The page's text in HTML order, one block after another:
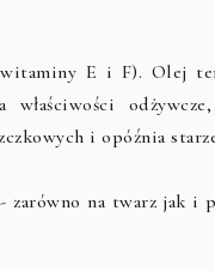
E i F). Olej
właściwości
i opóźnia
zarówno na twarz jak i